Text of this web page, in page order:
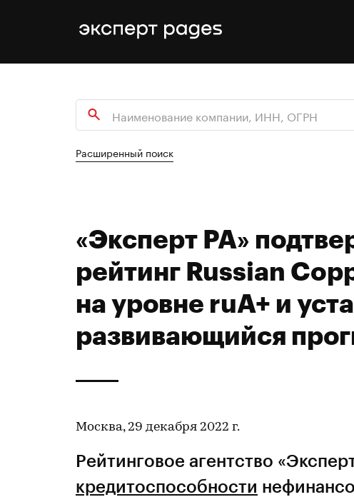
Расширенный поиск
«Эксперт РА»
рейтинг Russian
на уровне ruA+ и
развивающийся
Москва, 29 декабря 2022 г.
Рейтинговое агентство
кредитоспособности